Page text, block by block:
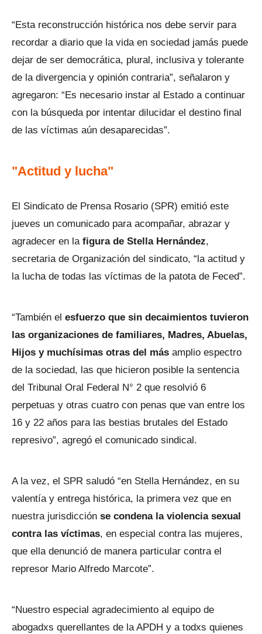
“Esta reconstrucción histórica nos debe servir para
recordar a diario que la vida en sociedad jamás puede
dejar de ser democrática, plural, inclusiva y tolerante
de la divergencia y opinión contraria”, señalaron y
agregaron: “Es necesario instar al Estado a continuar
con la búsqueda por intentar dilucidar el destino final
de las víctimas aún desaparecidas”.
"Actitud y lucha"
El Sindicato de Prensa Rosario (SPR) emitió este
jueves un comunicado para acompañar, abrazar y
agradecer en lafigura de Stella Hernández,
secretaria de Organización del sindicato, “la actitud y
la lucha de todas las víctimas de la patota de Feced”.
“También el esfuerzo que sin decaimientos tuvieron
las organizaciones de familiares, Madres, Abuelas,
Hijos y muchísimas otras del más amplio espectro
de la sociedad, las que hicieron posible la sentencia
del Tribunal Oral Federal N° 2 que resolvió 6
perpetuas y otras cuatro con penas que van entre los
16 y 22 años para las bestias brutales del Estado
represivo”, agregó el comunicado sindical.
A la vez, el SPR saludó “en Stella Hernández, en su
valentía y entrega histórica, la primera vez que en
nuestra jurisdicción se condena la violencia sexual
contra las víctimas, en especial contra las mujeres,
que ella denunció de manera particular contra el
represor Mario Alfredo Marcote”.
“Nuestro especial agradecimiento al equipo de
abogadxs querellantes de la APDH y a todxs quienes